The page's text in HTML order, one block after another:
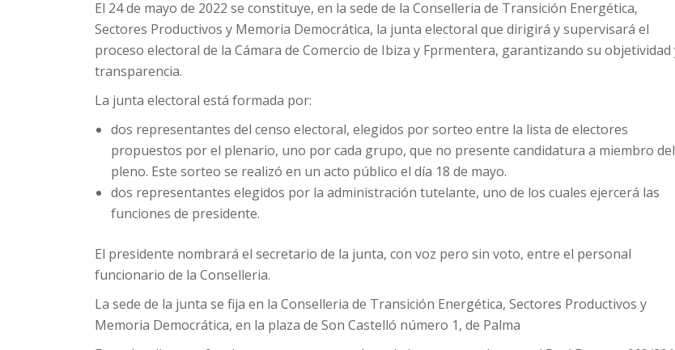
El 24 de mayo de 2022 se constituye, en la sede de la Conselleria de Transición Energética,
Sectores Productivos y Memoria Democrática, la junta electoral que dirigirá y supervisará el
proceso electoral de la Cámara de Comercio de Ibiza y Fprmentera, garantizando su objetividad
transparencia.
La junta electoral está formada por:
dos representantes del censo electoral, elegidos por sorteo entre la lista de electores
propuestos por el plenario, uno por cada grupo, que no presente candidatura a miembro del
pleno. Este sorteo se realizó en un acto público el día 18 de mayo.
dos representantes elegidos por la administración tutelante, uno de los cuales ejercerá las
funciones de presidente.
El presidente nombrará el secretario de la junta, con voz pero sin voto, entre el personal
funcionario de la Conselleria.
La sede de la junta se fija en la Conselleria de Transición Energética, Sectores Productivos y
Memoria Democrática, en la plaza de Son Castelló número 1, de Palma